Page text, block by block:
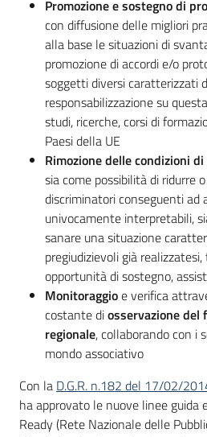
Promozione e sostegno di
con diffusione delle migliori
alla base le situazioni di
promozione di accordi e/o
soggetti diversi caratterizzati
responsabilizzazione su
studi, ricerche, corsi di
Paesi della UE
Rimozione delle condizioni
sia come possibilità di ridurre
discriminatori conseguenti ad
univocamente interpretabili,
sanare una situazione
pregiudizievoli già
opportunità di sostegno,
Monitoraggioe verifica
costante diosservazione
regionale, collaborando con i
mondo associativo
Con la D.G.R. n.182 del 17/02/
ha approvato le nuove linee guida
Ready (Rete Nazionale delle